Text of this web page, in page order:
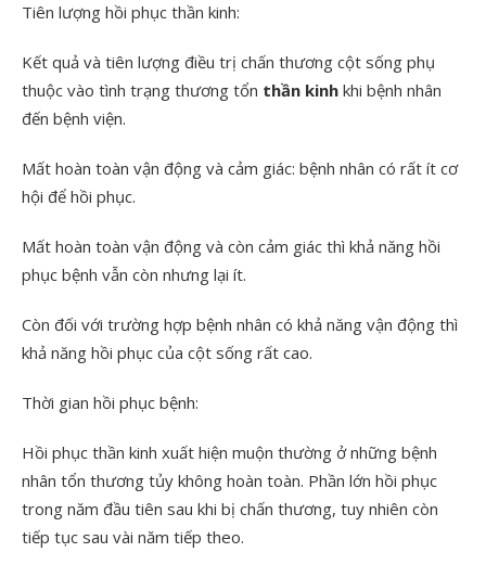
Tiên lượng hồi phục thần kinh:
Kết quả và tiên lượng điều trị chấn thương cột sống phụ
thuộc vào tình trạng thương tổn thần kinh khi bệnh nhân
đến bệnh viện.
Mất hoàn toàn vận động và cảm giác: bệnh nhân có rất ít cơ
hội để hồi phục.
Mất hoàn toàn vận động và còn cảm giác thì khả năng hồi
phục bệnh vẫn còn nhưng lại ít.
Còn đối với trường hợp bệnh nhân có khả năng vận động thì
khả năng hồi phục của cột sống rất cao.
Thời gian hồi phục bệnh:
Hồi phục thần kinh xuất hiện muộn thường ở những bệnh
nhân tổn thương tủy không hoàn toàn. Phần lớn hồi phục
trong năm đầu tiên sau khi bị chấn thương, tuy nhiên còn
tiếp tục sau vài năm tiếp theo.